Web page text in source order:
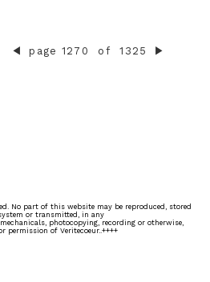
◀︎ page 1270 of 1325 ▶︎
No part of this website may be reproduced, stored
or transmitted, in any
photocopying, recording or otherwise,
permission of Veritecoeur..++++